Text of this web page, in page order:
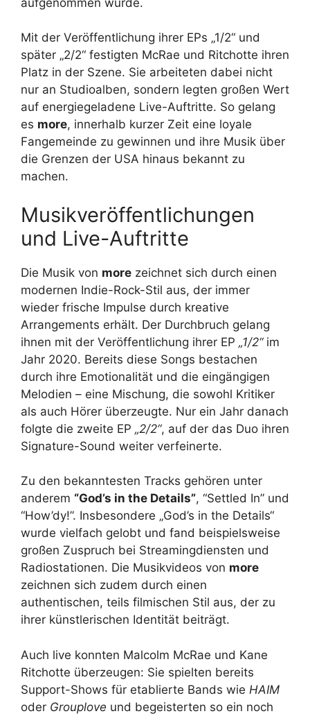
Mit der Veröffentlichung ihrer EPs „1/2“ und
später „2/2“ festigten McRae und Ritchotte ihren
Platz in der Szene. Sie arbeiteten dabei nicht
nur an Studioalben, sondern legten großen Wert
auf energiegeladene Live-Auftritte. So gelang
es more, innerhalb kurzer Zeit eine loyale
Fangemeinde zu gewinnen und ihre Musik über
die Grenzen der USA hinaus bekannt zu
machen.
Musikveröffentlichungen
und Live-Auftritte
Die Musik von more zeichnet sich durch einen
modernen Indie-Rock-Stil aus, der immer
wieder frische Impulse durch kreative
Arrangements erhält. Der Durchbruch gelang
ihnen mit der Veröffentlichung ihrer EP „1/2“im
Jahr 2020. Bereits diese Songs bestachen
durch ihre Emotionalität und die eingängigen
Melodien – eine Mischung, die sowohl Kritiker
als auch Hörer überzeugte. Nur ein Jahr danach
folgte die zweite EP „2/2“, auf der das Duo ihren
Signature-Sound weiter verfeinerte.
Zu den bekanntesten Tracks gehören unter
anderem “God’s in the Details”, “Settled In” und
“How’dy!”. Insbesondere „God’s in the Details“
wurde vielfach gelobt und fand beispielsweise
großen Zuspruch bei Streamingdiensten und
Radiostationen. Die Musikvideos von more
zeichnen sich zudem durch einen
authentischen, teils filmischen Stil aus, der zu
ihrer künstlerischen Identität beiträgt.
Auch live konnten Malcolm McRae und Kane
Ritchotte überzeugen: Sie spielten bereits
Support-Shows für etablierte Bands wie HAIM
oder Grouplove und begeisterten so ein noch